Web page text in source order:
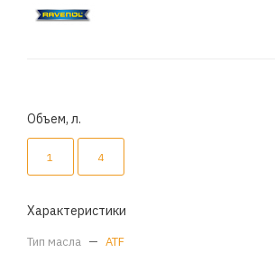
Объем, л.
1 4
Характеристики
Тип масла — ATF